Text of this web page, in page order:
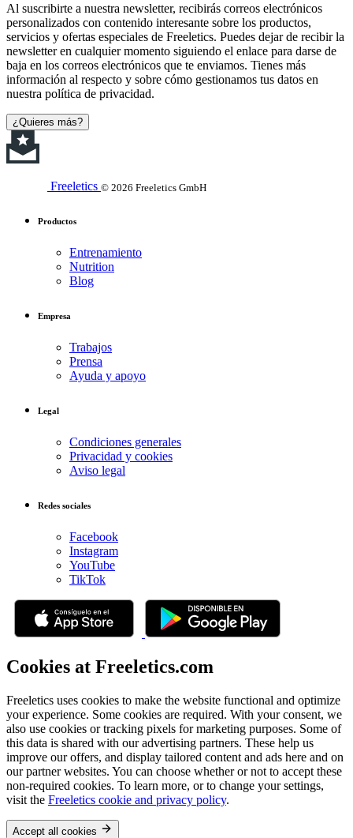
Al suscribirte a nuestra newsletter, recibirás correos electrónicos
personalizados con contenido interesante sobre los productos,
servicios y ofertas especiales de Freeletics. Puedes dejar de recibir la
newsletter en cualquier momento siguiendo el enlace para darse de
baja en los correos electrónicos que te enviamos. Tienes más
información al respecto y sobre cómo gestionamos tus datos en
nuestra política de privacidad.
¿Quieres más?
Freeletics © 2026 Freeletics GmbH
Productos
Entrenamiento
Nutrition
Blog
Empresa
Trabajos
Prensa
Ayuda y apoyo
Legal
Condiciones generales
Privacidad y cookies
Aviso legal
Redes sociales
Facebook
Instagram
YouTube
TikTok
Cookies at Freeletics.com
Freeletics uses cookies to make the website functional and optimize
your experience. Some cookies are required. With your consent, we
also use cookies or tracking pixels for marketing purposes. Some of
this data is shared with our advertising partners. These help us
improve our offers, and display tailored content and ads here and on
our partner websites. You can choose whether or not to accept these
non-required cookies. To learn more, or to change your settings,
visit the Freeletics cookie and privacy policy.
Accept all cookies